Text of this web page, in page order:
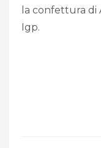
la confettura di
Igp.